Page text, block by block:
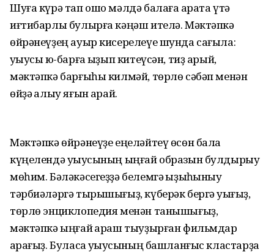
Шуға күрә тап ошо мәлдә балаға ҡарата үтә
иғтибарлы булырға кәңәш ителә. Мәктәпкә
өйрәнеүҙең ауыр кисерелеүе шунда сағыла:
уҡыусы юҡ-барға ҡыҙып китеүсән, тиҙ арый,
мәктәпкә барғыһы килмәй, төрлө сәбәп менән
өйҙә ҡалыу яғын ҡарай.
Мәктәпкә өйрәнеүҙе еңеләйтеү өсөн бала
күңелендә уҡыусының ыңғай образын булдырыу
мөһим. Бәләкәсегеҙҙә белемгә ҡыҙыҡһыныу
тәрбиәләргә тырышығыҙ, күберәк бергә уҡығыҙ,
төрлө энциклопедия менән танышығыҙ,
мәктәпкә ыңғай ҡараш тыуҙырған фильмдар
ҡарағыҙ. Буласаҡ уҡыусының башланғыс кластарҙа